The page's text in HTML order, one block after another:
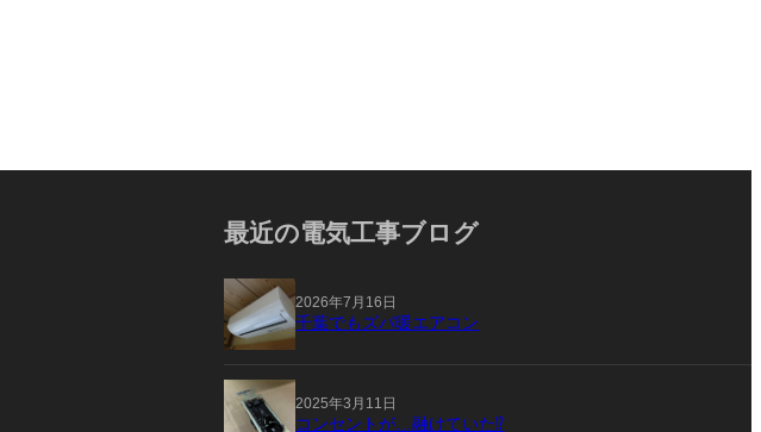
最近の電気工事ブログ
2026年7月16日
千葉でもズバ暖エアコン
2025年3月11日
コンセントが…融けていた⁉